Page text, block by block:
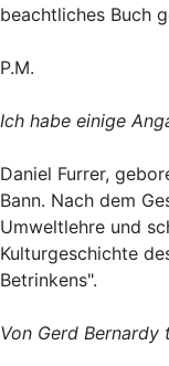
beachtliches Buch
P.M.
Ich habe einige
Daniel Furrer,
Bann. Nach dem
Umweltlehre und
Kulturgeschichte
Betrinkens".
Von Gerd